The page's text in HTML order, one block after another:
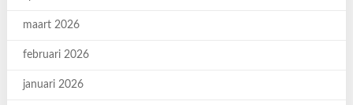
maart 2026
februari 2026
januari 2026